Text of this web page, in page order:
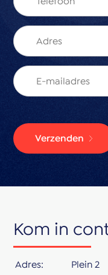
Verzenden
Kom in
Adres:
Plein 2